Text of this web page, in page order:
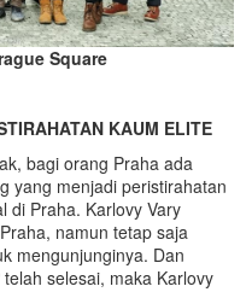
Square
KAUM ELITE
bagi orang Praha ada
yang menjadi peristirahatan
di Praha. Karlovy Vary
namun tetap saja
mengunjunginya. Dan
selesai, maka Karlovy